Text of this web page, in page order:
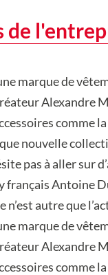
de
marque de
Alexandre
comme
nouvelle
pas à aller sur
français Antoine
n’est autre que
marque de
Alexandre
comme